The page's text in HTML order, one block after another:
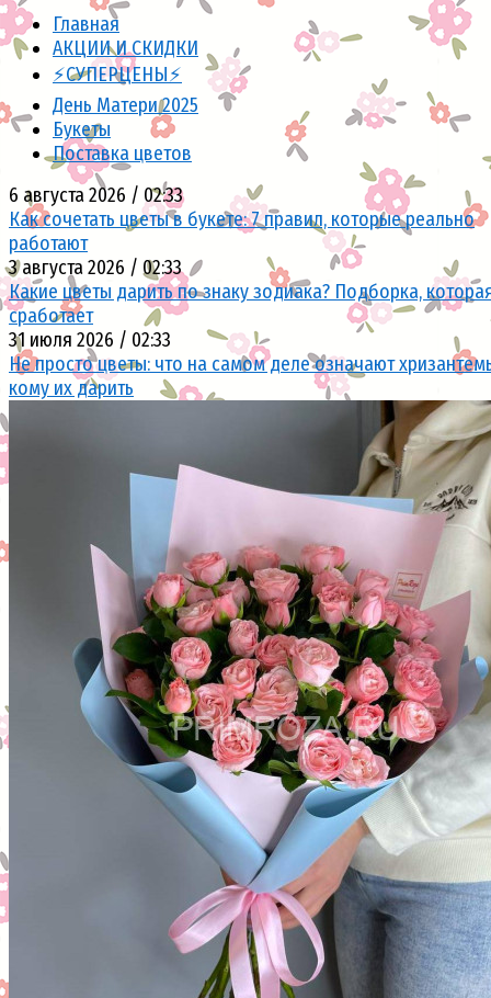
Главная
АКЦИИ И СКИДКИ
⚡СУПЕРЦЕНЫ⚡
День Матери 2025
Букеты
Поставка цветов
6 августа 2026 / 02:33
Как сочетать цветы в букете: 7 правил, которые реально
работают
3 августа 2026 / 02:33
Какие цветы дарить по знаку зодиака? Подборка,
сработает
31 июля 2026 / 02:33
Не просто цветы: что на самом деле означают
кому их дарить